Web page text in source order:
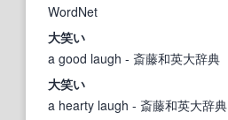
WordNet
大笑い
a good laugh - 斎藤和英大辞典
大笑い
a hearty laugh - 斎藤和英大辞典